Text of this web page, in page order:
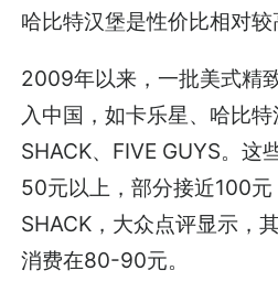
哈比特汉堡是性价比相对较
2009年以来，一批美式精
入中国，如卡乐星、哈比
SHACK、FIVE GUYS。这
50元以上，部分接近100元
SHACK，大众点评显示，
消费在80-90元。